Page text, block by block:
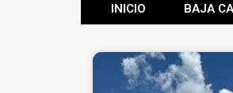
INICIO BAJA